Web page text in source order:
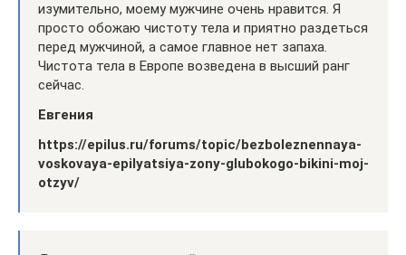
изумительно, моему мужчине очень нравится. Я
просто обожаю чистоту тела и приятно раздеться
перед мужчиной, а самое главное нет запаха.
Чистота тела в Европе возведена в высший ранг
сейчас.
Евгения
https://epilus.ru/forums/topic/bezboleznennaya-
voskovaya-epilyatsiya-zony-glubokogo-bikini-moj-
otzyv/